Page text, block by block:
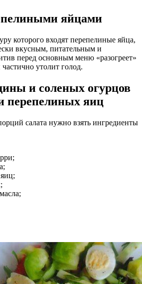
яйцами
которого входят перепелиные яйца,
вкусным, питательным и
перед основным меню «разогреет»
утолит голод.
и соленых огурцов
перепелиных яиц
салата нужно взять ингредиенты